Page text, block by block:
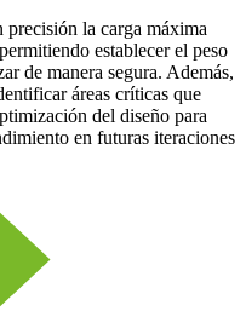
precisión la carga máxima
establecer el peso
de manera segura. Además,
áreas críticas que
del diseño para
en futuras iteraciones